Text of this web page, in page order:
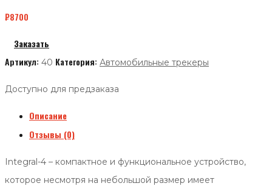
₽8700
Заказать
Артикул: 40 Категория: Автомобильные трекеры
Доступно для предзаказа
Описание
Отзывы (0)
Integral-4 – компактное и функциональное устройство,
которое несмотря на небольшой размер имеет